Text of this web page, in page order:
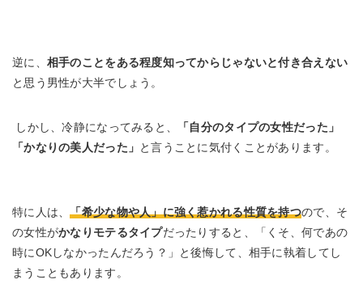
逆に、 相手のことをある程度知ってからじゃないと付き合えない
と思う男性が大半でしょう。
しかし、冷静になってみると、
「自分のタイプの女性だった」
「かなりの美人だった」 と言うことに気付くことがあります。
特に人は、「希少な物や人」に強く惹かれる性質を持つので、そ
の女性がかなりモテるタイプだったりすると、「くそ、何であの
時にOKしなかったんだろう？」と後悔して、相手に執着してし
まうこともあります。